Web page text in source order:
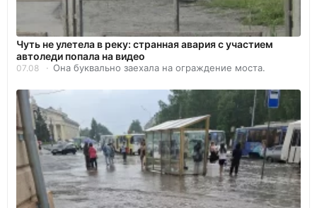
Чуть не улетела в реку: странная авария с участием
автоледи попала на видео
07.08 Она буквально заехала на ограждение моста.